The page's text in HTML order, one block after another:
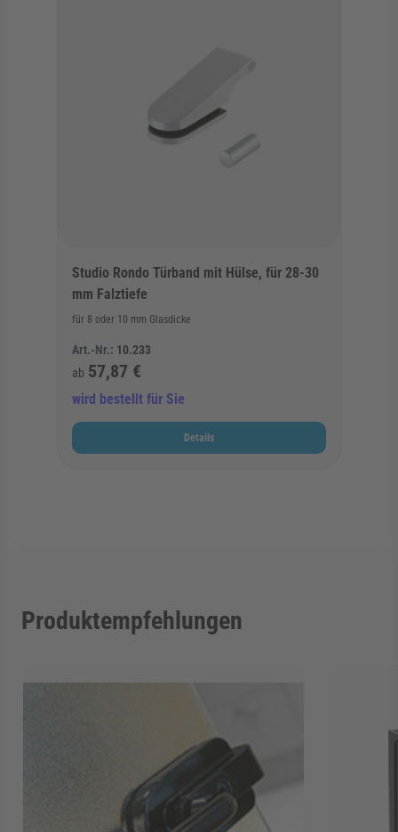
Studio Rondo Türband mit Hülse, für 28-30
mm Falztiefe
für 8 oder 10 mm Glasdicke
Art.-Nr.: 10.233
ab 57,87 €
wird bestellt für Sie
Details
Produktempfehlungen